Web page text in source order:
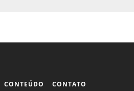
CONTEÚDO CONTATO